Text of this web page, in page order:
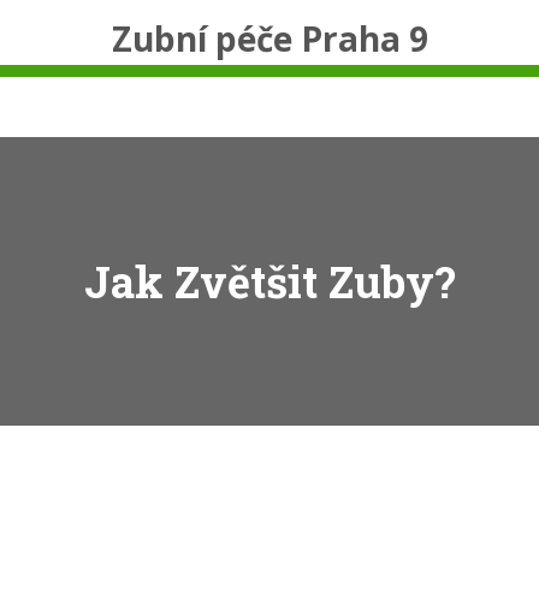
Zubní péče Praha 9
Jak Zvětšit Zuby?